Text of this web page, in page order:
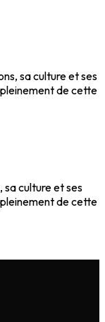
sa culture et ses
de cette
sa culture et ses
de cette